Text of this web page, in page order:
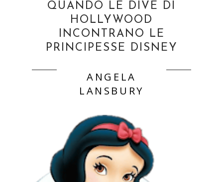
QUANDO LE DIVE DI
HOLLYWOOD
INCONTRANO LE
PRINCIPESSE DISNEY
ANGELA
LANSBURY